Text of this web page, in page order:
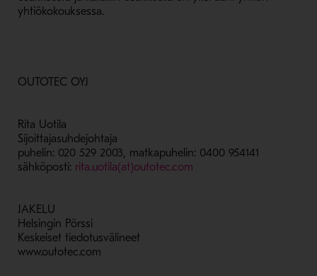
yhtiökokouksessa.
OUTOTEC OYJ
Rita Uotila
Sijoittajasuhdejohtaja
puhelin: 020 529 2003, matkapuhelin: 0400 954141
sähköposti: rita.uotila(at)outotec.com
JAKELU
Helsingin Pörssi
Keskeiset tiedotusvälineet
www.outotec.com